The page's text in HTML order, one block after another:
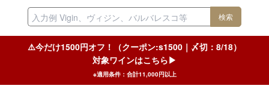
検索
⚠️今だけ1500円オフ！（クーポン:s1500｜〆切：8/18）
対象ワインはこちら▶︎
※適用条件：合計11,000円以上